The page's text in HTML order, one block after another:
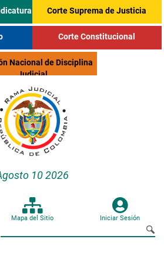
Corte Suprema de Justicia
Corte Constitucional
Nacional de Disciplina
Judicial
10 2026
Mapa del Sitio Iniciar Sesión